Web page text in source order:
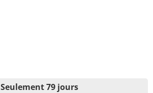
Seulement 79 jours